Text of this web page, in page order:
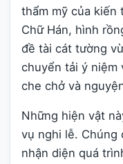
thẩm mỹ của
Chữ Hán, hình
đề tài cát tường
chuyển tải ý niệm
che chở và
Những hiện vật
vụ nghi lễ. Chúng
nhận diện quá